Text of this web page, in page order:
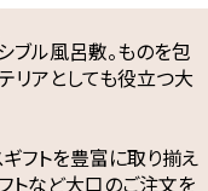
ブル風呂敷。ものを包
リアとしても役立つ大
フトを豊富に取り揃え
トなど大口のご注文を